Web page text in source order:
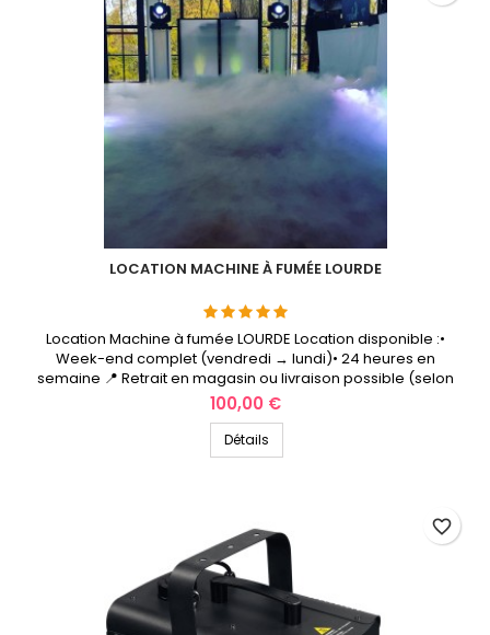
LOCATION MACHINE À FUMÉE LOURDE
Location Machine à fumée LOURDE Location disponible :•
Week-end complet (vendredi → lundi)• 24 heures en
semaine 📍 Retrait en magasin ou livraison possible (selon
secteur) 🛠️ Matériel testé et prêt à l’emploiTous nos packs
sont vérifiés, nettoyés et préparés avant chaque location.
🎛️ Installation simple et rapideBranchement facile – conseils
fournis au...
Prix
100,00 €
Détails
favorite_border